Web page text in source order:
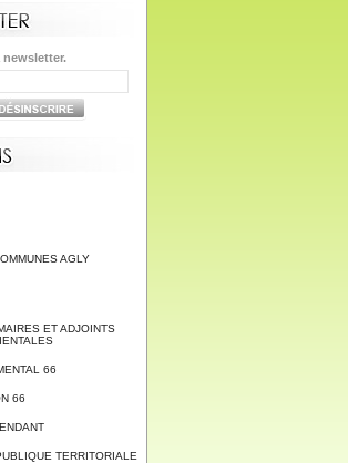
newsletter.
AGLY
ET ADJOINTS
66
66
TERRITORIALE